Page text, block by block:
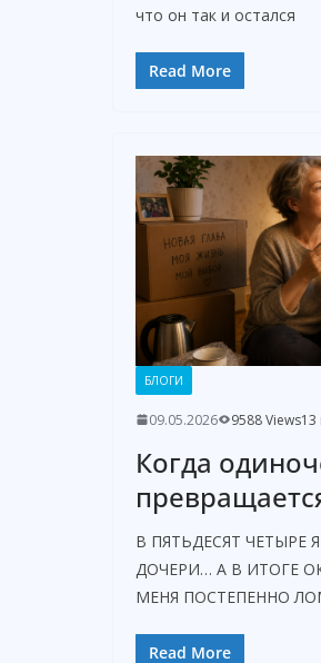
что он так и остался
Read More
БЛОГИ
09.05.2026 9588 Views13
Когда
В ПЯТЬДЕСЯТ ЧЕТЫРЕ
ДОЧЕРИ… А В ИТОГЕ
МЕНЯ ПОСТЕПЕННО
Read More